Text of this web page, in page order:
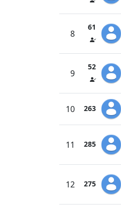
8
61
9
52
10 263
11 285
12 275